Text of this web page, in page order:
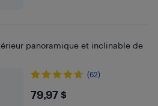
panoramique et inclinable de
(62)
$79.97
79,97 $